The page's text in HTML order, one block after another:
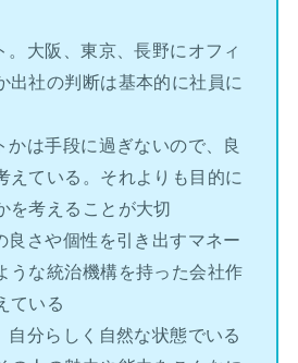
。大阪、東京、長野にオフィ
出社の判断は基本的に社員に
かは手段に過ぎないので、良
えている。それよりも目的に
を考えることが大切
良さや個性を引き出すマネー
うな統治機構を持った会社作
ている
自分らしく自然な状態でいる